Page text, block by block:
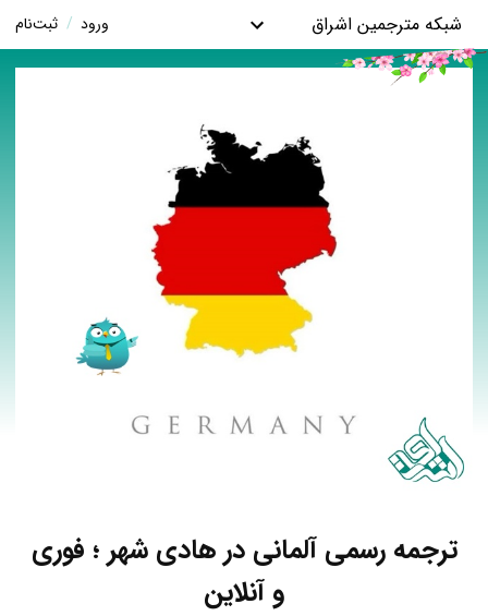
شبکه مترجمین اشراق ورود / ثبت‌نام
ترجمه رسمی آلمانی در هادی شهر ؛ فوری
و آنلاین